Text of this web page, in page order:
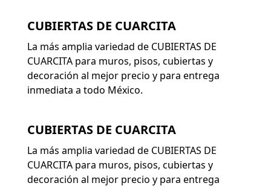
CUBIERTAS DE CUARCITA
La más amplia variedad de CUBIERTAS DE
CUARCITA para muros, pisos, cubiertas y
decoración al mejor precio y para entrega
inmediata a todo México.
CUBIERTAS DE CUARCITA
La más amplia variedad de CUBIERTAS DE
CUARCITA para muros, pisos, cubiertas y
decoración al mejor precio y para entrega